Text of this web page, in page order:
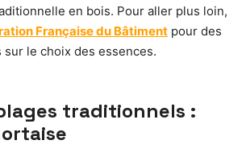
en bois. Pour aller plus loin,
Française du Bâtiment pour des
sur le choix des essences.
traditionnels :